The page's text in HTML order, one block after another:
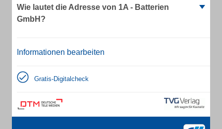
Wie lautet die Adresse von 1A - Batterien
GmbH?
Informationen bearbeiten
Gratis-Digitalcheck